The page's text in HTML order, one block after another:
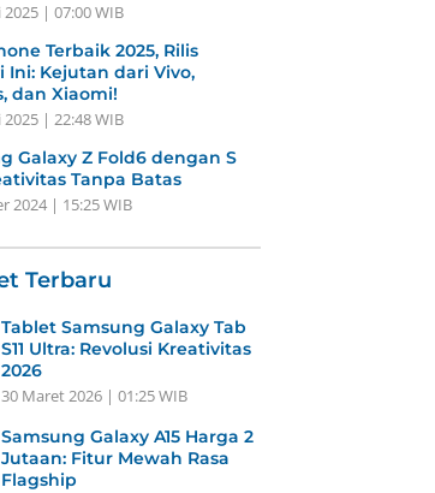
| 07:00 WIB
Terbaik 2025, Rilis
Ini: Kejutan dari Vivo,
dan Xiaomi!
| 22:48 WIB
Galaxy Z Fold6 dengan S
Tanpa Batas
2024 | 15:25 WIB
Terbaru
Tablet Samsung Galaxy Tab
S11 Ultra: Revolusi Kreativitas
2026
30 Maret 2026 | 01:25 WIB
Samsung Galaxy A15 Harga 2
Jutaan: Fitur Mewah Rasa
Flagship